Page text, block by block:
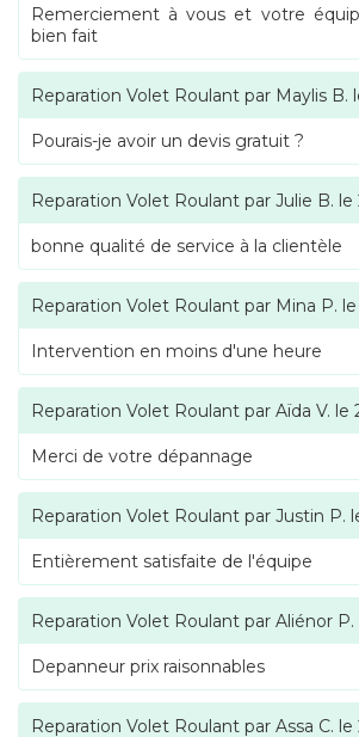
Remerciement à vous et votre
bien fait
Reparation Volet Roulant par Maylis B.
Pourais-je avoir un devis gratuit ?
Reparation Volet Roulant par Julie B. le
bonne qualité de service à la clientèle
Reparation Volet Roulant par Mina P. le
Intervention en moins d'une heure
Reparation Volet Roulant par Aïda V. le
Merci de votre dépannage
Reparation Volet Roulant par Justin P.
Entièrement satisfaite de l'équipe
Reparation Volet Roulant par Aliénor P.
Depanneur prix raisonnables
Reparation Volet Roulant par Assa C. le